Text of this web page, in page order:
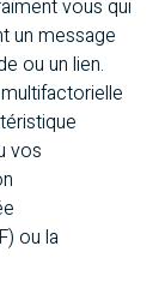
vous qui
un message
ou un lien.
vos
ou la